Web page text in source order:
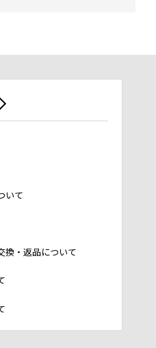
いて
換・返品について